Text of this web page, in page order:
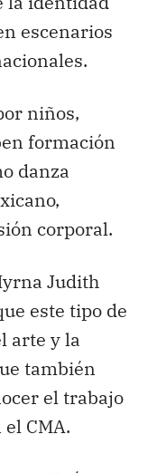
escenarios
niños,
formación
danza
corporal.
Judith
este tipo de
arte y la
también
el trabajo
CMA.